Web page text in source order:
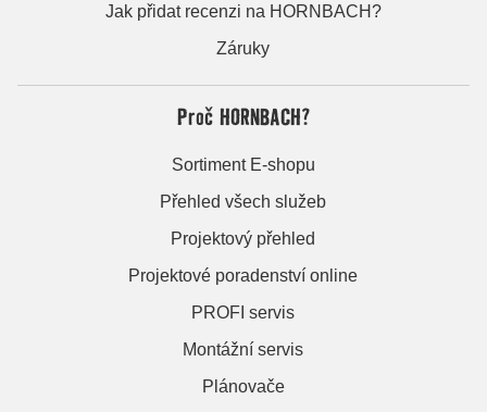
Jak přidat recenzi na HORNBACH?
Záruky
Proč HORNBACH?
Sortiment E-shopu
Přehled všech služeb
Projektový přehled
Projektové poradenství online
PROFI servis
Montážní servis
Plánovače